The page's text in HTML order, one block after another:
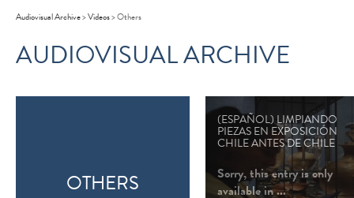
Audiovisual Archive>Videos>Others
AUDIOVISUAL ARCHIVE
OTHERS
(ESPAÑOL) LIMPIANDO
PIEZAS EN EXPOSICIÓN
CHILE ANTES DE CHILE
Sorry, this entry is only
available in...